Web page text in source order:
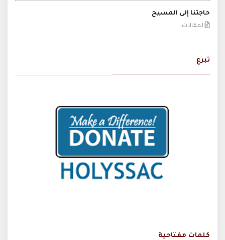
حاجتنا إلى المسيح
المقالات
تبرع
كلمات مفتاحية